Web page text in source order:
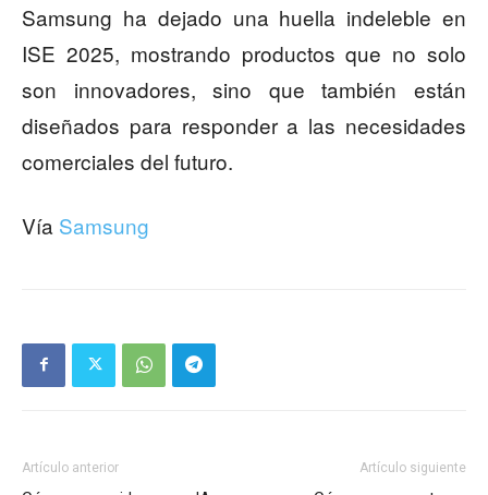
Samsung ha dejado una huella indeleble en
ISE 2025, mostrando productos que no solo
son innovadores, sino que también están
diseñados para responder a las necesidades
comerciales del futuro.
Vía Samsung
Artículo anterior Artículo siguiente